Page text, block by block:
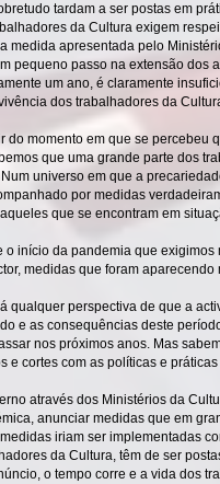
tardam a ser postas em
da Cultura exigem
medida apresentada pelo
pequeno passo na extensão dos
um ano, é claramente
dos trabalhadores da
do momento em que se percebeu
que uma grande parte dos
universo em que a
por medidas
que se encontram em
o início da pandemia que
medidas que foram
qualquer perspectiva de que a
e as consequências deste
nos próximos anos. Mas
e cortes com as políticas e
através dos Ministérios da
anunciar medidas que em
medidas iriam ser implementadas
da Cultura, têm de ser
o tempo corre e a vida dos